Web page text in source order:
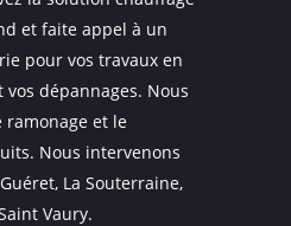
et faite appel à un
pour vos travaux en
dépannages. Nous
ramonage et le
Nous intervenons
La Souterraine,
Vaury.